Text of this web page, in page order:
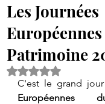
Les Journées
Patrimoine
Noté NaN étoiles
C'est le grand
Européennes